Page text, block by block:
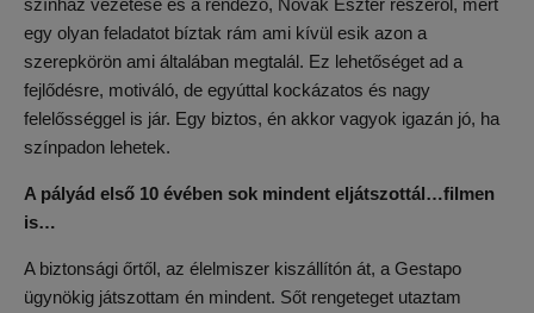
egy olyan feladatot bíztak rám ami kívül esik azon a
szerepkörön ami általában megtalál. Ez lehetőséget ad a
fejlődésre, motiváló, de egyúttal kockázatos és nagy
felelősséggel is jár. Egy biztos, én akkor vagyok igazán jó, ha
színpadon lehetek.
A pályád első 10 évében sok mindent eljátszottál…filmen
is…
A biztonsági őrtől, az élelmiszer kiszállítón át, a Gestapo
ügynökig játszottam én mindent. Sőt rengeteget utaztam